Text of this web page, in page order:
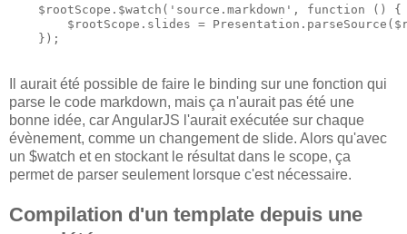
    $rootScope.$watch('source.markdown', function () {
$rootScope.slides =
Il aurait été possible de faire le binding sur une fonction qui
parse le code markdown, mais ça n'aurait pas été une
bonne idée, car AngularJS l'aurait exécutée sur chaque
évènement, comme un changement de slide. Alors qu'avec
un $watch et en stockant le résultat dans le scope, ça
permet de parser seulement lorsque c'est nécessaire.
Compilation d'un template depuis une